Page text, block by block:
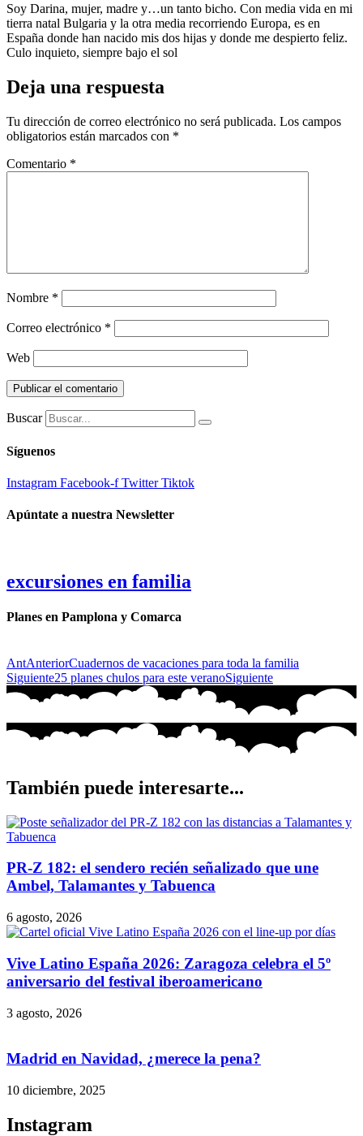
Soy Darina, mujer, madre y…un tanto bicho. Con media vida en mi
tierra natal Bulgaria y la otra media recorriendo Europa, es en
España donde han nacido mis dos hijas y donde me despierto feliz.
Culo inquieto, siempre bajo el sol
Deja una respuesta
Tu dirección de correo electrónico no será publicada. Los campos
obligatorios están marcados con *
Comentario *
Nombre *
Correo electrónico *
Web
Buscar
Síguenos
Instagram Facebook-f Twitter Tiktok
Apúntate a nuestra Newsletter
excursiones en familia
Planes en Pamplona y Comarca
AntAnteriorCuadernos de vacaciones para toda la familia
Siguiente25 planes chulos para este veranoSiguiente
También puede interesarte...
PR-Z 182: el sendero recién señalizado que une
Ambel, Talamantes y Tabuenca
6 agosto, 2026
Vive Latino España 2026: Zaragoza celebra el 5º
aniversario del festival iberoamericano
3 agosto, 2026
Madrid en Navidad, ¿merece la pena?
10 diciembre, 2025
Instagram